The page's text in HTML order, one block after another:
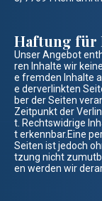
Haftung für
Unser Angebot
ren Inhalte wir
e fremden Inhalte
e derverlinkten
ber der Seiten
Zeitpunkt der
t. Rechtswidrige
t erkennbar.Eine
Seiten ist jedoch
tzung nicht
en werden wir